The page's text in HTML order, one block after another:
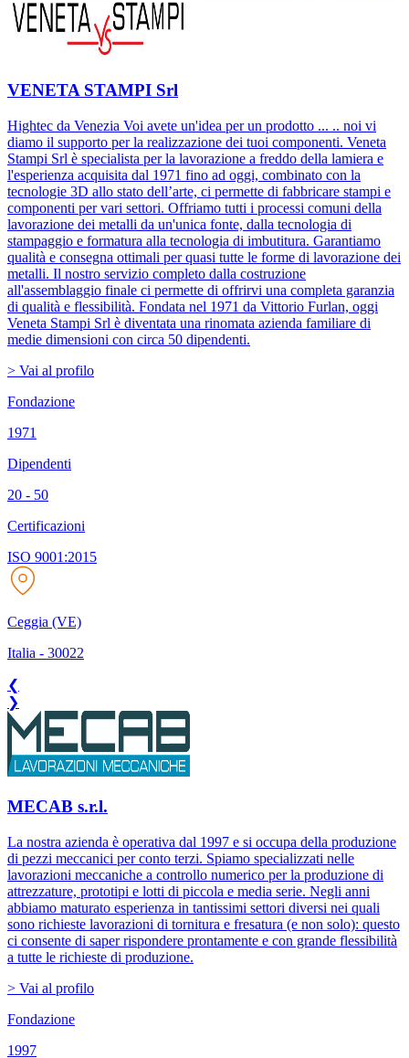
VENETA STAMPI Srl
Hightec da Venezia Voi avete un'idea per un prodotto ... .. noi vi
diamo il supporto per la realizzazione dei tuoi componenti. Veneta
Stampi Srl è specialista per la lavorazione a freddo della lamiera e
l'esperienza acquisita dal 1971 fino ad oggi, combinato con la
tecnologie 3D allo stato dell’arte, ci permette di fabbricare stampi e
componenti per vari settori. Offriamo tutti i processi comuni della
lavorazione dei metalli da un'unica fonte, dalla tecnologia di
stampaggio e formatura alla tecnologia di imbutitura. Garantiamo
qualità e consegna ottimali per quasi tutte le forme di lavorazione dei
metalli. Il nostro servizio completo dalla costruzione
all'assemblaggio finale ci permette di offrirvi una completa garanzia
di qualità e flessibilità. Fondata nel 1971 da Vittorio Furlan, oggi
Veneta Stampi Srl è diventata una rinomata azienda familiare di
medie dimensioni con circa 50 dipendenti.
> Vai al profilo
Fondazione
1971
Dipendenti
20 - 50
Certificazioni
ISO 9001:2015
Ceggia (VE)
Italia - 30022
❮
❯
MECAB s.r.l.
La nostra azienda è operativa dal 1997 e si occupa della produzione
di pezzi meccanici per conto terzi. Spiamo specializzati nelle
lavorazioni meccaniche a controllo numerico per la produzione di
attrezzature, prototipi e lotti di piccola e media serie. Negli anni
abbiamo maturato esperienza in tantissimi settori diversi nei quali
sono richieste lavorazioni di tornitura e fresatura (e non solo): questo
ci consente di saper rispondere prontamente e con grande flessibilità
a tutte le richieste di produzione.
> Vai al profilo
Fondazione
1997